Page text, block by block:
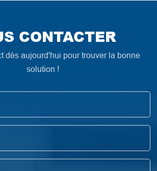
CONTACTER
dès aujourd'hui pour trouver la bonne
solution !